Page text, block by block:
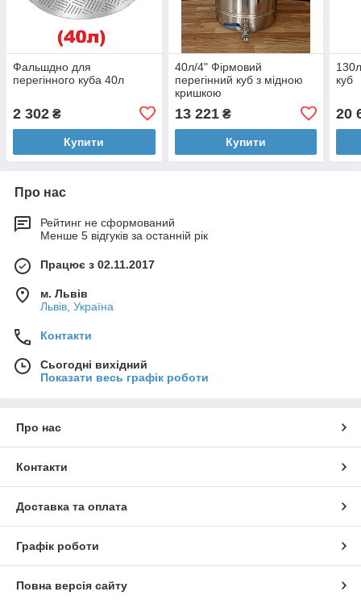
Фальшдно для
перегінного куба 40л
2 302 ₴
Купити
40л/4" Фірмовий
перегінний куб з мідною
кришкою
13 221₴
Купити
куб
20
Про нас
Рейтинг не сформований
Менше 5 відгуків за останній рік
Працює з 02.11.2017
м. Львів
Львів, Україна
Контакти
Сьогодні вихідний
Показати весь графік роботи
Про нас
Контакти
Доставка та оплата
Графік роботи
Повна версія сайту